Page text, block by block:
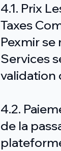
4.1. Prix
Taxes
Pexmir
Services
validation
4.2.
de la